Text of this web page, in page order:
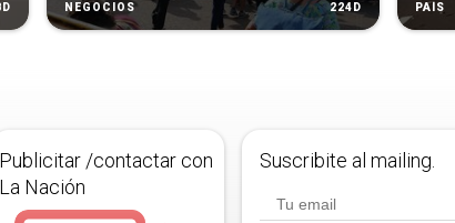
NEGOCIOS 224D PAÍS
Publicitar /contactar con
La Nación
Suscribite al mailing.